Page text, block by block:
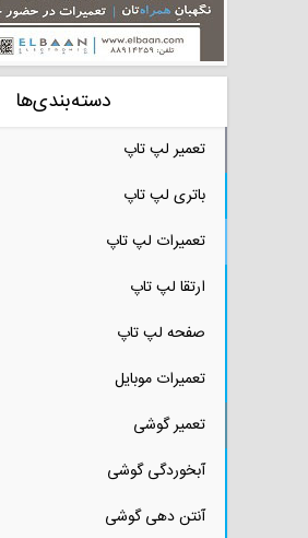
دسته‌بندی‌ها
تعمیر لپ تاپ
باتری لپ تاپ
تعمیرات لپ تاپ
ارتقا لپ تاپ
صفحه لپ تاپ
تعمیرات موبایل
تعمیر گوشی
آبخوردگی گوشی
آنتن دهی گوشی